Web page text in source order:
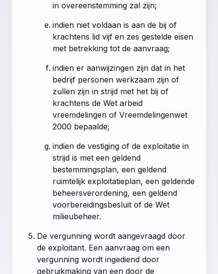
in overeenstemming zal zijn;
indien niet voldaan is aan de bij of
krachtens lid vijf en zes gestelde eisen
met betrekking tot de aanvraag;
indien er aanwijzingen zijn dat in het
bedrijf personen werkzaam zijn of
zullen zijn in strijd met het bij of
krachtens de Wet arbeid
vreemdelingen of Vreemdelingenwet
2000 bepaalde;
indien de vestiging of de exploitatie in
strijd is met een geldend
bestemmingsplan, een geldend
ruimtelijk exploitatieplan, een geldende
beheersverordening, een geldend
voorbereidingsbesluit of de Wet
milieubeheer.
De vergunning wordt aangevraagd door
de exploitant. Een aanvraag om een
vergunning wordt ingediend door
gebruikmaking van een door de